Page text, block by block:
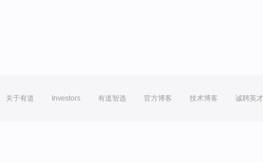
关于有道 Investors 有道智选 官方博客 技术博客 诚聘英才